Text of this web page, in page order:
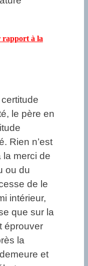
rapport à la
le père en
Rien n’est
la merci de
ou du
de le
intérieur,
que sur la
éprouver
la
et